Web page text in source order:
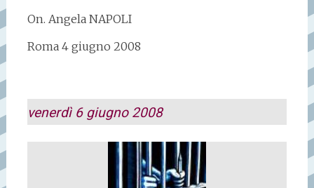
On. Angela NAPOLI
Roma 4 giugno 2008
venerdì 6 giugno 2008